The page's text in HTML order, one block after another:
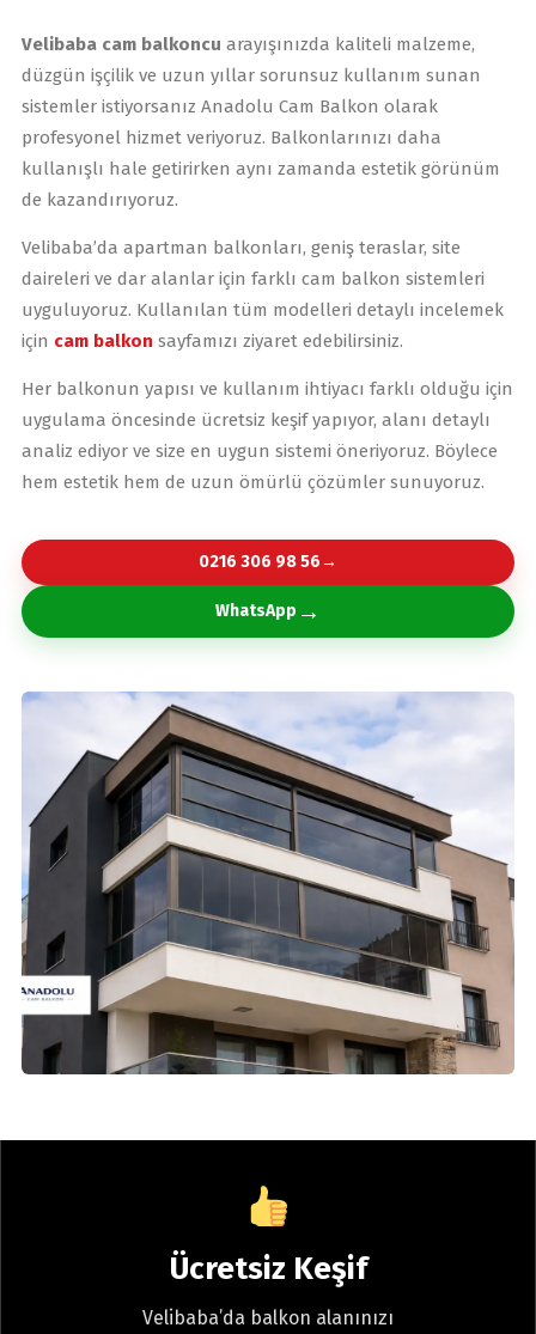
Velibaba cam balkoncu arayışınızda kaliteli malzeme,
düzgün işçilik ve uzun yıllar sorunsuz kullanım sunan
sistemler istiyorsanız Anadolu Cam Balkon olarak
profesyonel hizmet veriyoruz. Balkonlarınızı daha
kullanışlı hale getirirken aynı zamanda estetik görünüm
de kazandırıyoruz.
Velibaba’da apartman balkonları, geniş teraslar, site
daireleri ve dar alanlar için farklı cam balkon sistemleri
uyguluyoruz. Kullanılan tüm modelleri detaylı incelemek
için cam balkon sayfamızı ziyaret edebilirsiniz.
Her balkonun yapısı ve kullanım ihtiyacı farklı olduğu için
uygulama öncesinde ücretsiz keşif yapıyor, alanı detaylı
analiz ediyor ve size en uygun sistemi öneriyoruz. Böylece
hem estetik hem de uzun ömürlü çözümler sunuyoruz.
0216 306 98 56→
WhatsApp →
Ücretsiz Keşif
Velibaba’da balkon alanınızı